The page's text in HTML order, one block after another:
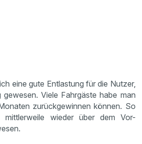
eine gute Entlastung für die Nutzer,
gewesen. Viele Fahrgäste habe man
zurückgewinnen können. So
mittlerweile wieder über dem Vor-